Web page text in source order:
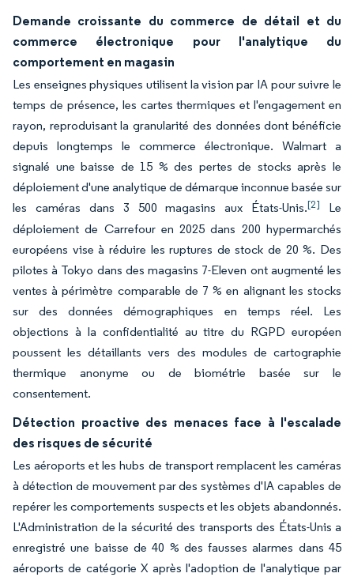
Demande croissante du commerce de détail et du
commerce électronique pour l'analytique du
comportement en magasin
Les enseignes physiques utilisent la vision par IA pour suivre le
temps de présence, les cartes thermiques et l'engagement en
rayon, reproduisant la granularité des données dont bénéficie
depuis longtemps le commerce électronique. Walmart a
signalé une baisse de 15 % des pertes de stocks après le
déploiement d'une analytique de démarque inconnue basée sur
les caméras dans 3 500 magasins aux États-Unis.[2]
Le
déploiement de Carrefour en 2025 dans 200 hypermarchés
européens vise à réduire les ruptures de stock de 20 %. Des
pilotes à Tokyo dans des magasins 7-Eleven ont augmenté les
ventes à périmètre comparable de 7 % en alignant les stocks
sur des données démographiques en temps réel. Les
objections à la confidentialité au titre du RGPD européen
poussent les détaillants vers des modules de cartographie
thermique anonyme ou de biométrie basée sur le
consentement.
Détection proactive des menaces face à l'escalade
des risques de sécurité
Les aéroports et les hubs de transport remplacent les caméras
à détection de mouvement par des systèmes d'IA capables de
repérer les comportements suspects et les objets abandonnés.
L'Administration de la sécurité des transports des États-Unis a
enregistré une baisse de 40 % des fausses alarmes dans 45
aéroports de catégorie X après l'adoption de l'analytique par